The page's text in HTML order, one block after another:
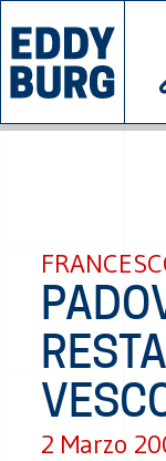
2 Marzo